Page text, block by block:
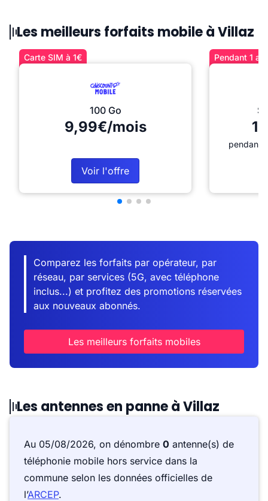
Les meilleurs forfaits mobile à Villaz
Carte SIM à 1€
100 Go
9,99€/mois
Voir l'offre
Pendant 1
pendant
Comparez les forfaits par opérateur, par
réseau, par services (5G, avec téléphone
inclus...) et profitez des promotions réservées
aux nouveaux abonnés.
Les meilleurs forfaits mobiles
Les antennes en panne à Villaz
Au 05/08/2026, on dénombre 0 antenne(s) de
téléphonie mobile hors service dans la
commune selon les données officielles de
l’ARCEP.